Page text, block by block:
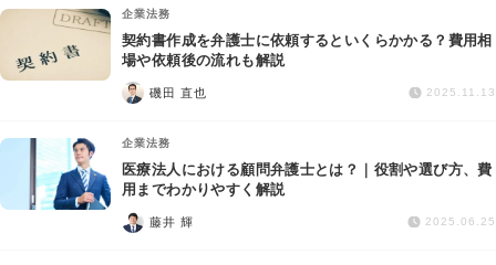
労働問題
債権回収
IT・ネット
資金調達
企業法務
契約書作成を弁護士に依頼するといくらかかる？費用相
場や依頼後の流れも解説
磯田 直也 2025.11.13
企業法務
医療法人における顧問弁護士とは？｜役割や選び方、費
用までわかりやすく解説
藤井 輝 2025.06.25